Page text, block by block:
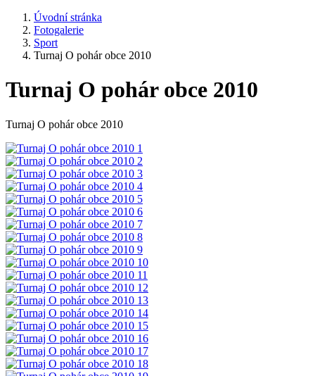
Úvodní stránka
Fotogalerie
Sport
Turnaj O pohár obce 2010
Turnaj O pohár obce 2010
Turnaj O pohár obce 2010